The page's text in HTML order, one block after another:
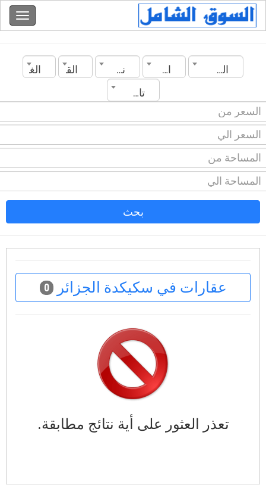
الجزائر المدينة نوع العقار القسم
الغرف
تاريخ الانشاء
بحث
عقارات في سكيكدة الجزائر 0
تعذر العثور على أية نتائج مطابقة.